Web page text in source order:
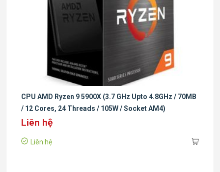
CPU AMD Ryzen 9 5900X (3.7 GHz Upto 4.8GHz / 70MB
/ 12 Cores, 24 Threads / 105W / Socket AM4)
Liên hệ
Liên hệ